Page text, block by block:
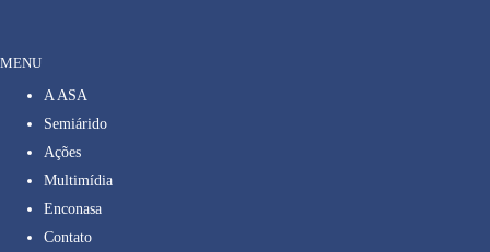
MENU
A ASA
Semiárido
Ações
Multimídia
Enconasa
Contato